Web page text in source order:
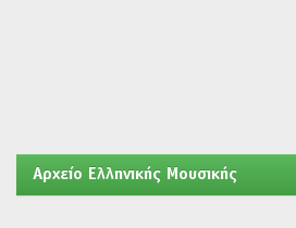
Aρχείο Ελληνικής Μουσικής